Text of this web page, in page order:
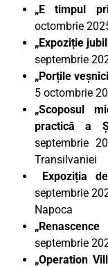
„E timpul
octombrie
„Expoziție
septembrie
„Porțile
5 octombrie
„Scoposul
practică a
septembrie
Transilvaniei
Expoziția
septembrie
Napoca
septembrie
„Operation